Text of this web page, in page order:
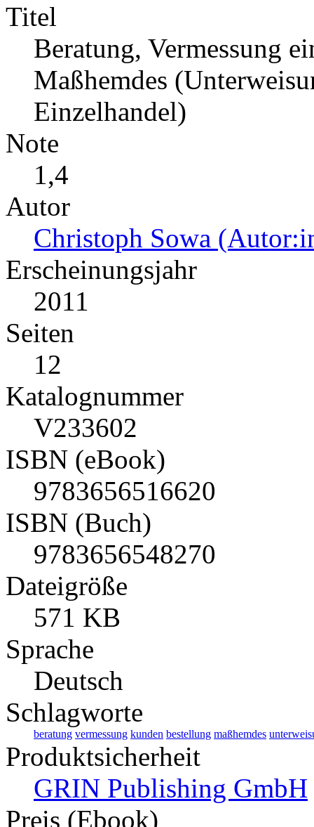
Titel
Beratung, Vermessung
Maßhemdes
Einzelhandel)
Note
1,4
Autor
Christoph Sowa
Erscheinungsjahr
2011
Seiten
12
Katalognummer
V233602
ISBN (eBook)
9783656516620
ISBN (Buch)
9783656548270
Dateigröße
571 KB
Sprache
Deutsch
Schlagworte
beratung vermessung kunden bestellung maßhemdes
Produktsicherheit
GRIN Publishing GmbH
Preis (Ebook)